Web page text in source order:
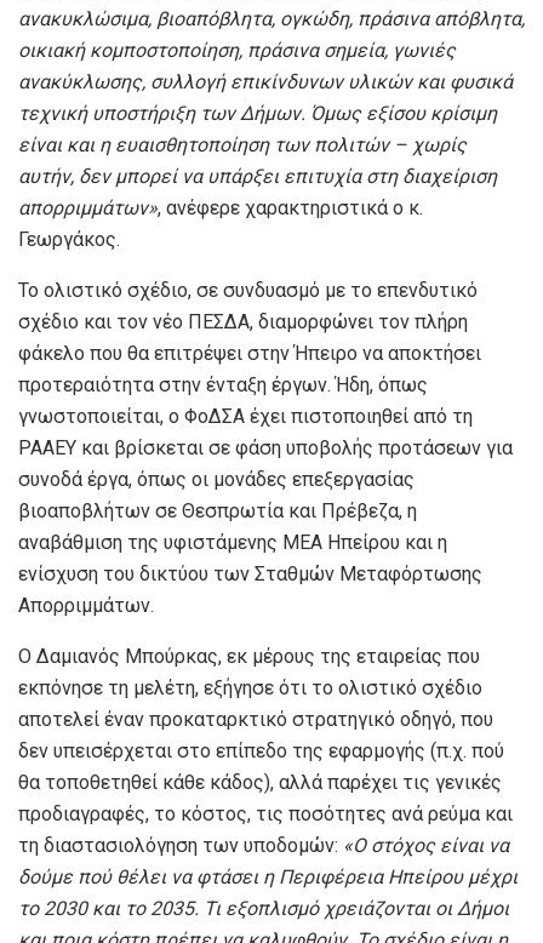
ανακυκλώσιμα, βιοαπόβλητα, ογκώδη, πράσινα απόβλητα,
οικιακή κομποστοποίηση, πράσινα σημεία, γωνιές
ανακύκλωσης, συλλογή επικίνδυνων υλικών και φυσικά
τεχνική υποστήριξη των Δήμων. Όμως εξίσου κρίσιμη
είναι και η ευαισθητοποίηση των πολιτών – χωρίς
αυτήν, δεν μπορεί να υπάρξει επιτυχία στη διαχείριση
απορριμμάτων», ανέφερε χαρακτηριστικά ο κ.
Γεωργάκος.
Το ολιστικό σχέδιο, σε συνδυασμό με το επενδυτικό
σχέδιο και τον νέο ΠΕΣΔΑ, διαμορφώνει τον πλήρη
φάκελο που θα επιτρέψει στην Ήπειρο να αποκτήσει
προτεραιότητα στην ένταξη έργων. Ήδη, όπως
γνωστοποιείται, ο ΦοΔΣΑ έχει πιστοποιηθεί από τη
ΡΑΑΕΥ και βρίσκεται σε φάση υποβολής προτάσεων για
συνοδά έργα, όπως οι μονάδες επεξεργασίας
βιοαποβλήτων σε Θεσπρωτία και Πρέβεζα, η
αναβάθμιση της υφιστάμενης ΜΕΑ Ηπείρου και η
ενίσχυση του δικτύου των Σταθμών Μεταφόρτωσης
Απορριμμάτων.
Ο Δαμιανός Μπούρκας, εκ μέρους της εταιρείας που
εκπόνησε τη μελέτη, εξήγησε ότι το ολιστικό σχέδιο
αποτελεί έναν προκαταρκτικό στρατηγικό οδηγό, που
δεν υπεισέρχεται στο επίπεδο της εφαρμογής (π.χ. πού
θα τοποθετηθεί κάθε κάδος), αλλά παρέχει τις γενικές
προδιαγραφές, το κόστος, τις ποσότητες ανά ρεύμα και
τη διαστασιολόγηση των υποδομών: «Ο στόχος είναι να
δούμε πού θέλει να φτάσει η Περιφέρεια Ηπείρου μέχρι
το 2030 και το 2035. Τι εξοπλισμό χρειάζονται οι Δήμοι